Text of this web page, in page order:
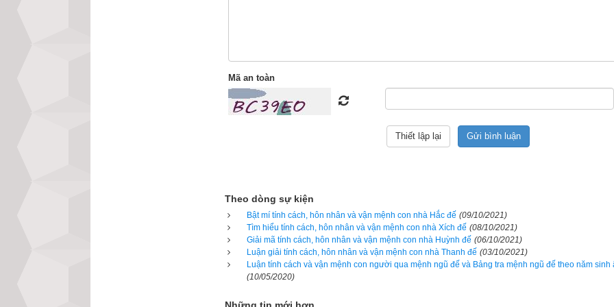
địa vị, danh vọng cao trong xã hội như: kỹ nghệ, thầu khoán, trạng sư, bác sĩ hay
nếu không được gia đình, thầy cô dạy dỗ, chỉ bảo cẩn thận thì người dòng Bạch Đế
nên rất quỷ quyệt, xảo trá, gian hùng như quỵt nợ, lừa gái, tham ô…họ sẽ trở thành
đãng, không biết bao nhiêu là vợ; vì họ chẳng chung tình với ai cả.
Chú ý: người thuộc dòng Bạch đế nên thờ vua Bạch đế, ở đời nên nhẫn nại mới an.
Chồng con nhà Bạch Đế cưới vợ con nhà Huỳnh Đế: thì chồng vợ trước cũng
với nhau trọn đời và giàu sang phú quý (thật tốt).
Chồng con nhà Bạch Đế cưới vợ con nhà Xích Đế: thì chồng vợ rất xung khắc
họa (thật xấu).
Chồng con nhà Bạch Đế cưới vợ con nhà Bạch Đế: thì chồng vợ cũng đều
Mã an toàn
Theo dòng sự kiện
Bật mí tính cách, hôn nhân và vận mệnh con nhà Hắc đế (09/10/2021)
Tìm hiểu tính cách, hôn nhân và vận mệnh con nhà Xích đế (08/10/2021)
Giải mã tính cách, hôn nhân và vận mệnh con nhà Huỳnh đế (06/10/2021)
Luận giải tính cách, hôn nhân và vận mệnh con nhà Thanh đế (03/10/2021)
Luận tính cách và vận mệnh con người qua mệnh ngũ đế và Bảng tra mệnh ngũ đế theo năm sinh
(10/05/2020)
Những tin mới hơn